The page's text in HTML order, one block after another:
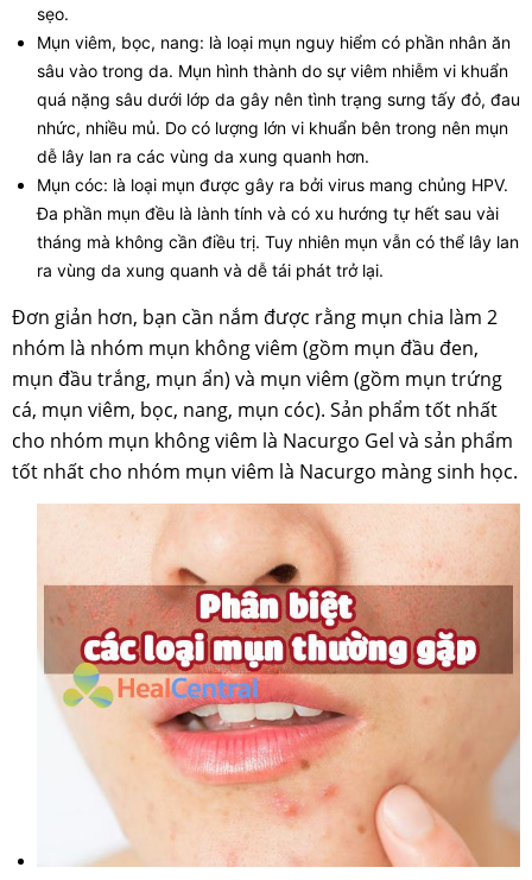
sẹo.
Mụn viêm, bọc, nang: là loại mụn nguy hiểm có phần nhân ăn
sâu vào trong da. Mụn hình thành do sự viêm nhiễm vi khuẩn
quá nặng sâu dưới lớp da gây nên tình trạng sưng tấy đỏ, đau
nhức, nhiều mủ. Do có lượng lớn vi khuẩn bên trong nên mụn
dễ lây lan ra các vùng da xung quanh hơn.
Mụn cóc: là loại mụn được gây ra bởi virus mang chủng HPV.
Đa phần mụn đều là lành tính và có xu hướng tự hết sau vài
tháng mà không cần điều trị. Tuy nhiên mụn vẫn có thể lây lan
ra vùng da xung quanh và dễ tái phát trở lại.
Đơn giản hơn, bạn cần nắm được rằng mụn chia làm 2
nhóm là nhóm mụn không viêm (gồm mụn đầu đen,
mụn đầu trắng, mụn ẩn) và mụn viêm (gồm mụn trứng
cá, mụn viêm, bọc, nang, mụn cóc). Sản phẩm tốt nhất
cho nhóm mụn không viêm là Nacurgo Gel và sản phẩm
tốt nhất cho nhóm mụn viêm là Nacurgo màng sinh học.